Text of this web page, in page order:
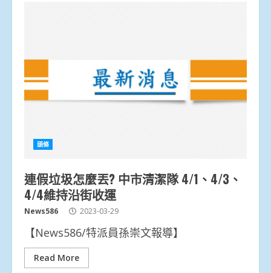
頭條
連假垃圾怎麼丟? 中市清潔隊 4/1、4/3、
4/4維持沿街收運
News586 2023-03-29
【News586/特派員孫崇文報導】
Read More